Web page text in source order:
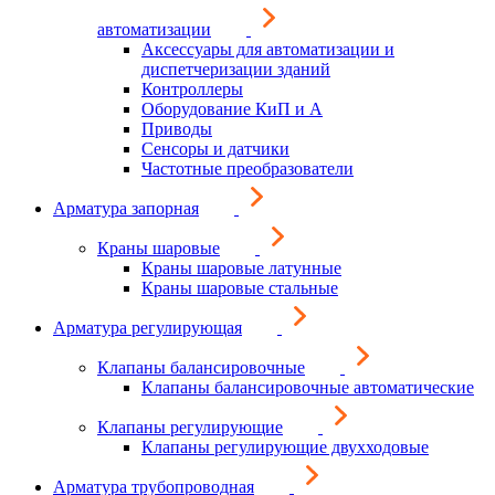
автоматизации
Аксессуары для автоматизации и
диспетчеризации зданий
Контроллеры
Оборудование КиП и А
Приводы
Сенсоры и датчики
Частотные преобразователи
Арматура запорная
Краны шаровые
Краны шаровые латунные
Краны шаровые стальные
Арматура регулирующая
Клапаны балансировочные
Клапаны балансировочные автоматические
Клапаны регулирующие
Клапаны регулирующие двухходовые
Арматура трубопроводная